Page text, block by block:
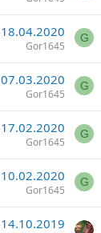
18.04.2020
Gor1645
G
07.03.2020
Gor1645
G
17.02.2020
Gor1645
G
10.02.2020
Gor1645
G
14.10.2019